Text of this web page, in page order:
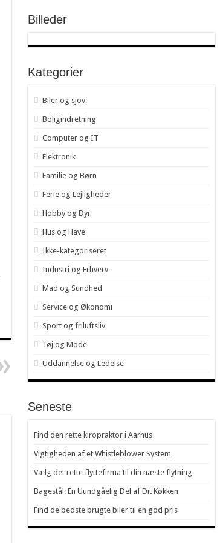
Billeder
Kategorier
Biler og sjov
Boligindretning
Computer og IT
Elektronik
Familie og Børn
Ferie og Lejligheder
Hobby og Dyr
Hus og Have
Ikke-kategoriseret
Industri og Erhverv
Mad og Sundhed
Service og Økonomi
Sport og friluftsliv
Tøj og Mode
Uddannelse og Ledelse
Seneste
Find den rette kiropraktor i Aarhus
Vigtigheden af et Whistleblower System
Vælg det rette flyttefirma til din næste flytning
Bagestål: En Uundgåelig Del af Dit Køkken
Find de bedste brugte biler til en god pris